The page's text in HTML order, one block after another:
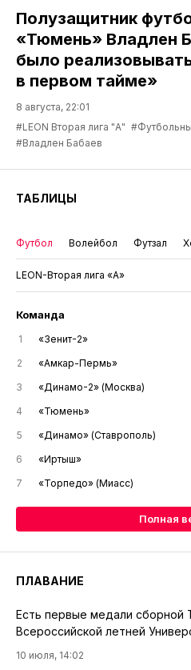
Полузащитник
«Тюмень» Владлен
было
в первом тайме»
8 августа, 22:01
#LEON Вторая лига "А"
#Владлен Бабаев
ТАБЛИЦЫ
Футбол Волейбол Футзал
LEON-Вторая лига «А»
Команда
1 «Зенит-2»
2
«Амкар-Пермь»
3
«Динамо-2» (Москва)
4
«Тюмень»
5
«Динамо» (Ставрополь)
6
«Иртыш»
7
«Торпедо» (Миасс)
Полная
ПЛАВАНИЕ
Есть первые медали сборной
Всероссийской летней
10 июля, 14:02